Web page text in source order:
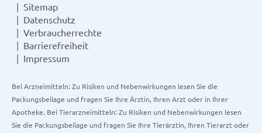
Sitemap
Datenschutz
Verbraucherrechte
Barrierefreiheit
Impressum
Bei Arzneimitteln: Zu Risiken und Nebenwirkungen lesen Sie die
Packungsbeilage und fragen Sie Ihre Ärztin, Ihren Arzt oder in Ihrer
Apotheke. Bei Tierarzneimitteln: Zu Risiken und Nebenwirkungen lesen
Sie die Packungsbeilage und fragen Sie Ihre Tierärztin, Ihren Tierarzt oder